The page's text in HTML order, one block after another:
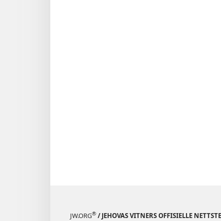
JW.ORG® / JEHOVAS VITNERS OFFISIELLE